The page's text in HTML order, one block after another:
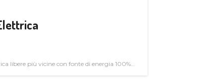
libere più vicine con fonte di energia 100%